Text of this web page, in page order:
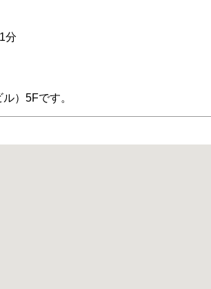
分
）5Fです。